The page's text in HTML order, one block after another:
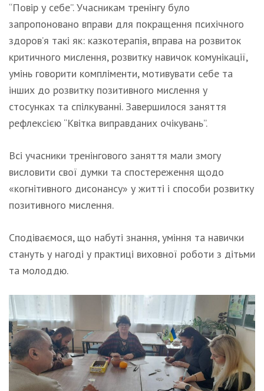
“Повір у себе”. Учасникам тренінгу було
запропоновано вправи для покращення психічного
здоров’я такі як: казкотерапія, вправа на розвиток
критичного мислення, розвитку навичок комунікації,
умінь говорити компліменти, мотивувати себе та
інших до розвитку позитивного мислення у
стосунках та спілкуванні. Завершилося заняття
рефлексією “Квітка виправданих очікувань”.
Всі учасники тренінгового заняття мали змогу
висловити свої думки та спостереження щодо
«когнітивного дисонансу» у житті і способи розвитку
позитивного мислення.
Сподіваємося, що набуті знання, уміння та навички
стануть у нагоді у практиці виховної роботи з дітьми
та молоддю.